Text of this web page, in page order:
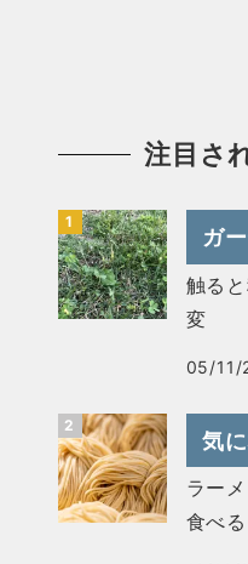
注目さ
ガ
触る
変
05/11/
気
ラー
食べ